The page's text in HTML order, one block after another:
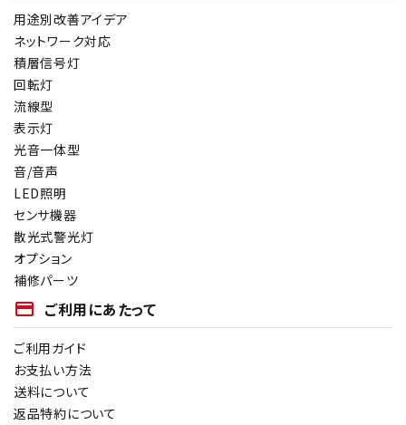
用途別改善アイデア
ネットワーク対応
積層信号灯
回転灯
流線型
表示灯
光音一体型
音/音声
LED照明
センサ機器
散光式警光灯
オプション
補修パーツ
payment ご利用にあたって
ご利用ガイド
お支払い方法
送料について
返品特約について